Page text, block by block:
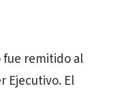
fue remitido al
Ejecutivo. El